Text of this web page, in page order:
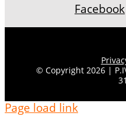
Facebook
© Copyright 2026 |
Page load link